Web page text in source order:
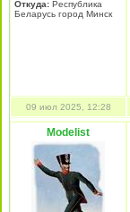
Откуда: Республика
Беларусь город Минск
09 июл 2025, 12:28
Modelist